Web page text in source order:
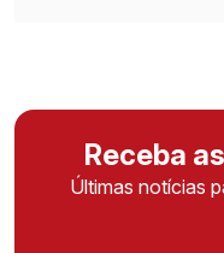
Receba
Últimas notícias